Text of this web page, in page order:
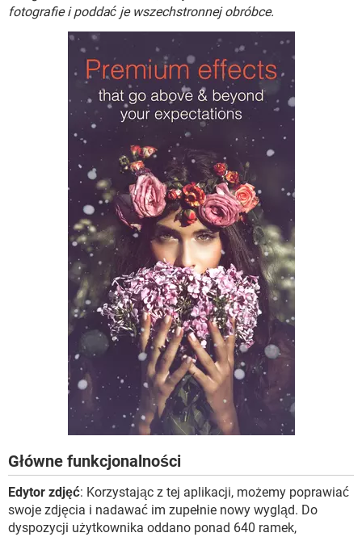
WINDOWS 10
fotografie i poddać je wszechstronnej obróbce.
Główne funkcjonalności
Edytor zdjęć: Korzystając z tej aplikacji, możemy poprawiać
swoje zdjęcia i nadawać im zupełnie nowy wygląd. Do
dyspozycji użytkownika oddano ponad 640 ramek,